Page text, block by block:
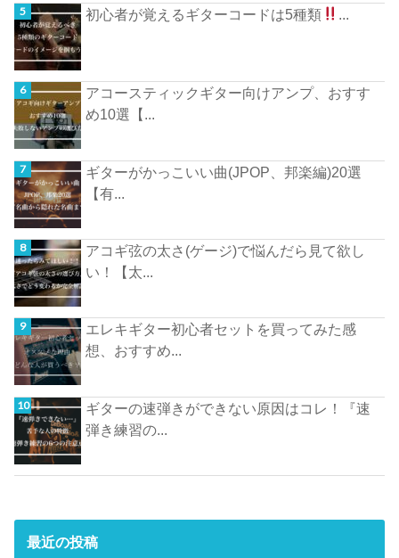
初心者が覚えるギターコードは5種類 ...
アコースティックギター向けアンプ、おすす
め10選【...
ギターがかっこいい曲(JPOP、邦楽編)20選
【有...
アコギ弦の太さ(ゲージ)で悩んだら見て欲し
い！【太...
エレキギター初心者セットを買ってみた感
想、おすすめ...
ギターの速弾きができない原因はコレ！『速
弾き練習の...
最近の投稿